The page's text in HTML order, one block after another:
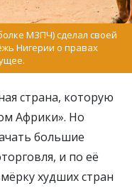
МЗПЧ) сделал своей
Нигерии о правах
страна, которую
Африки». Но
большие
и по её
худших стран